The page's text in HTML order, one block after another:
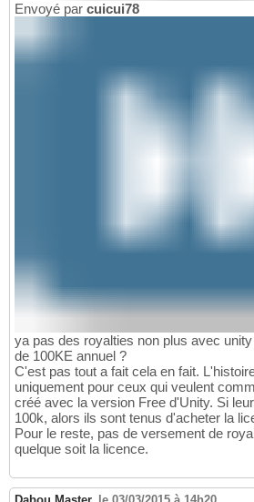
Envoyé par cuicui78
ya pas des royalties non plus avec
de 100KE annuel ?
C'est pas tout a fait cela en fait.
uniquement pour ceux qui veulent
créé avec la version Free d'Unity. Si
100k, alors ils sont tenus d'acheter la
Pour le reste, pas de versement de
quelque soit la licence.